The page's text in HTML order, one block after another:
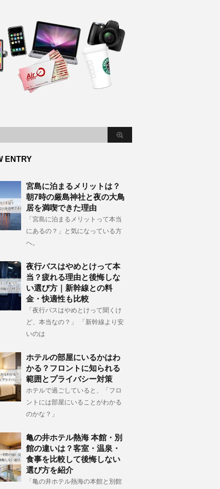
ENTRY
宮島に泊まるメリットは？
朝7時の厳島神社と夜の大鳥
居を満喫できた理由
「宮島に泊まるメリットって本当
にあるの？」と気になっている方
へ。
夜行バスはやめとけって本
当？疲れる理由と後悔しな
い選び方｜新幹線との料
金・快適性も比較
「夜行バスはやめとけって聞くけ
ど、本当なの？」 「新幹線より安
いのは
ホテルの部屋にいるかはわ
かる？フロントに知られる
範囲とプライバシー対策
ホテルで過ごしていると、「フロ
ントには部屋にいることがわかる
のかな？」
亀の井ホテル熱海 本館・別
館の違いは？客室・温泉・
食事を比較して後悔しない
選び方を紹介
「亀の井ホテル熱海の本館と別館